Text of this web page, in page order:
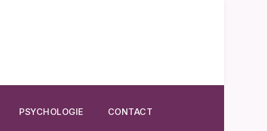
PSYCHOLOGIE CONTACT